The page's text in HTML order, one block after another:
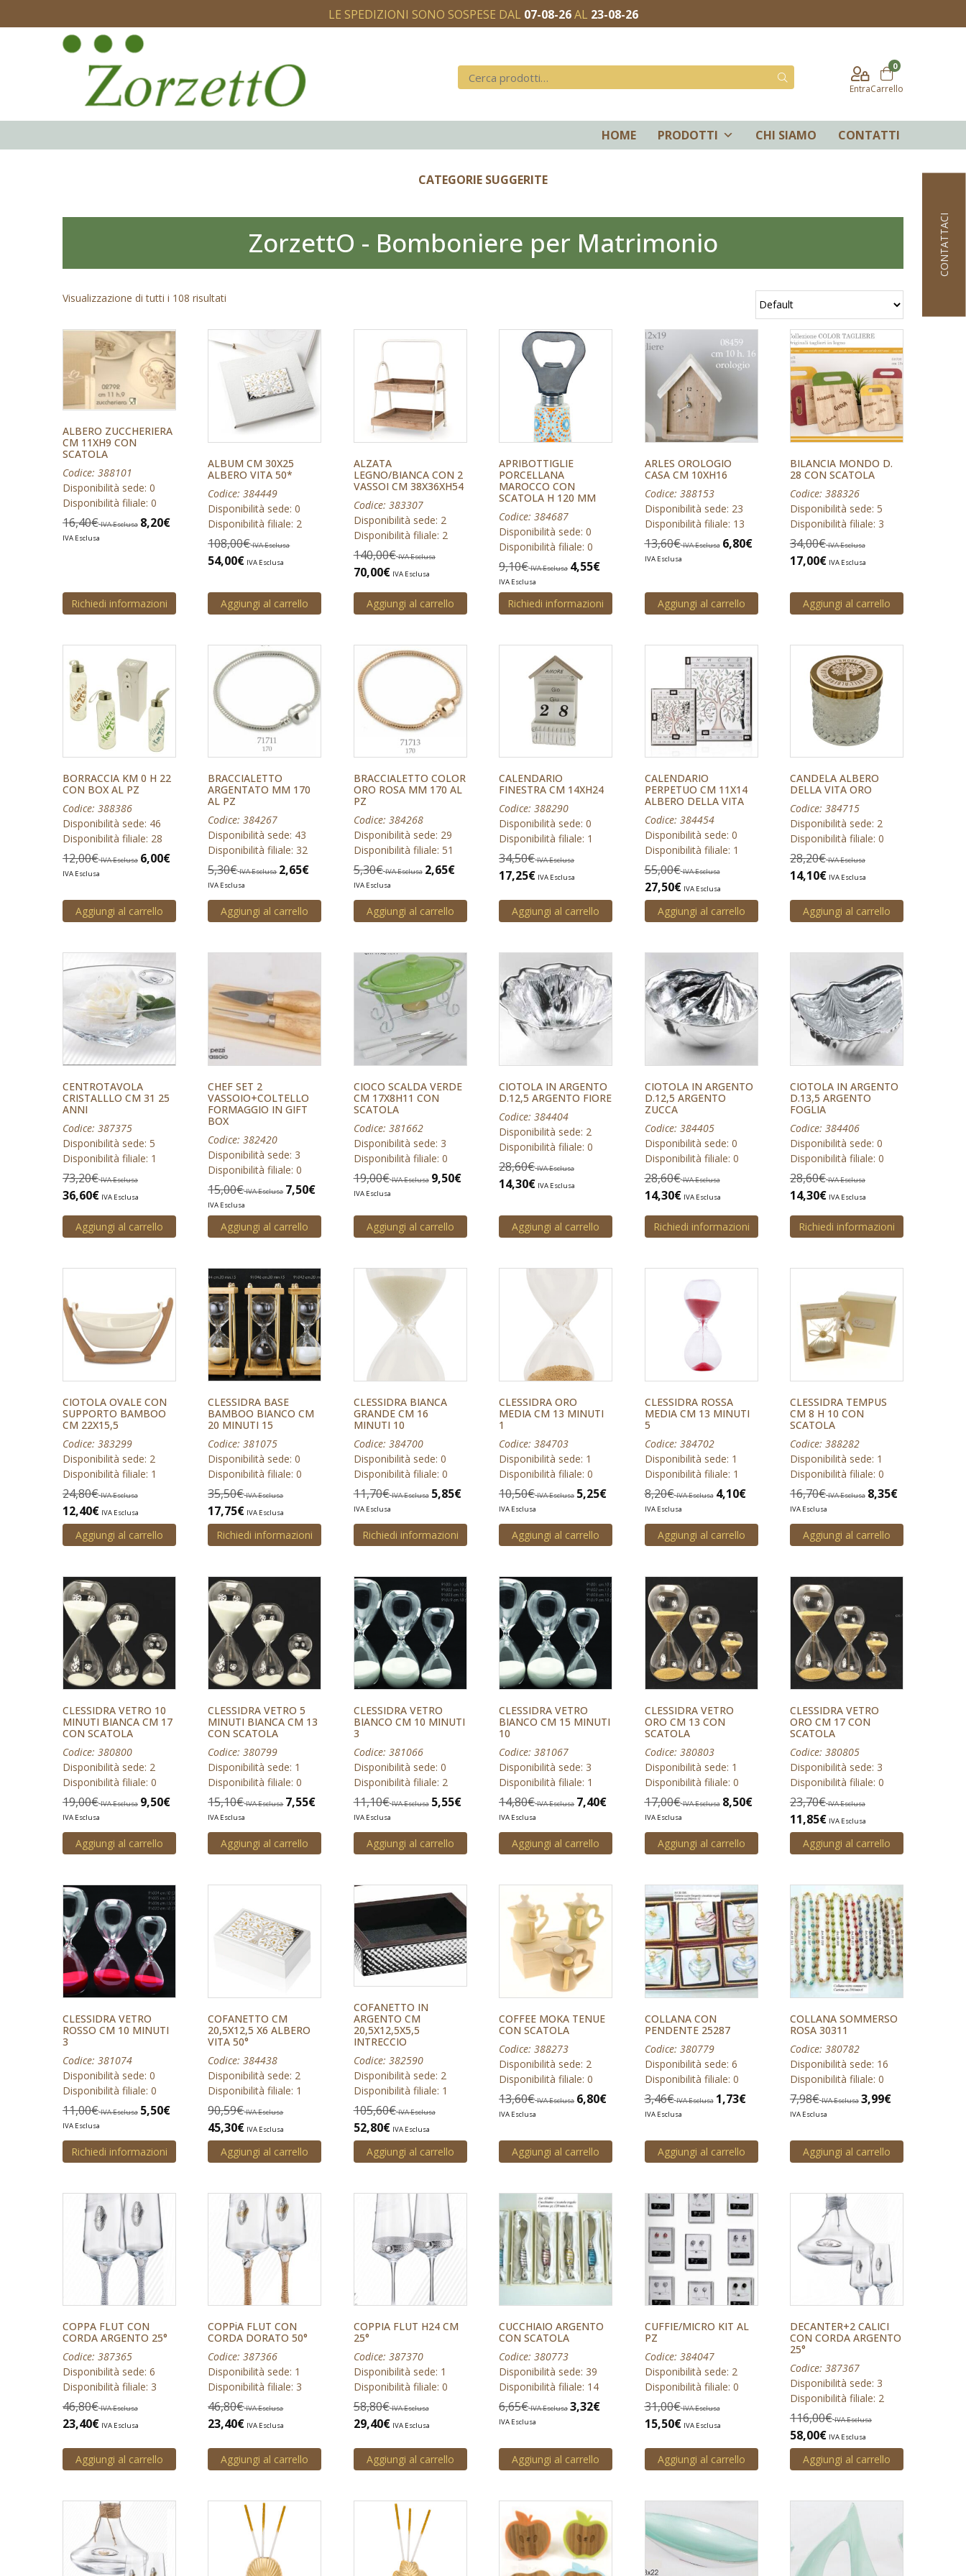
LE SPEDIZIONI SONO SOSPESE DAL 07-08-26AL 23-08-26
Entra
0
Carrello
HOME PRODOTTI CHI SIAMO CONTATTI
CATEGORIE SUGGERITE
ZorzettO - Bomboniere per Matrimonio
Visualizzazione di tutti i 108 risultati
ALBERO ZUCCHERIERA
CM 11XH9 CON
SCATOLA
Codice: 388101
Disponibilità sede: 0
Disponibilità filiale: 0
16,40€ IVA Esclusa 8,20€
IVA Esclusa
Richiedi informazioni
ALBUM CM 30X25
ALBERO VITA 50*
Codice: 384449
Disponibilità sede: 0
Disponibilità filiale: 2
108,00€ IVA Esclusa
54,00€ IVA Esclusa
Aggiungi al carrello
ALZATA
LEGNO/BIANCA CON 2
VASSOI CM 38X36XH54
Codice: 383307
Disponibilità sede: 2
Disponibilità filiale: 2
140,00€ IVA Esclusa
70,00€ IVA Esclusa
Aggiungi al carrello
APRIBOTTIGLIE
PORCELLANA
MAROCCO CON
SCATOLA H 120 MM
Codice: 384687
Disponibilità sede: 0
Disponibilità filiale: 0
9,10€ IVA Esclusa 4,55€
IVA Esclusa
Richiedi informazioni
ARLES OROLOGIO
CASA CM 10XH16
Codice: 388153
Disponibilità sede: 23
Disponibilità filiale: 13
13,60€ IVA Esclusa 6,80€
IVA Esclusa
Aggiungi al carrello
BILANCIA MONDO D.
28 CON SCATOLA
Codice: 388326
Disponibilità sede: 5
Disponibilità filiale: 3
34,00€ IVA Esclusa
17,00€ IVA Esclusa
Aggiungi al carrello
BORRACCIA KM 0 H 22
CON BOX AL PZ
Codice: 388386
Disponibilità sede: 46
Disponibilità filiale: 28
12,00€ IVA Esclusa 6,00€
IVA Esclusa
Aggiungi al carrello
BRACCIALETTO
ARGENTATO MM 170
AL PZ
Codice: 384267
Disponibilità sede: 43
Disponibilità filiale: 32
5,30€ IVA Esclusa 2,65€
IVA Esclusa
Aggiungi al carrello
BRACCIALETTO COLOR
ORO ROSA MM 170 AL
PZ
Codice: 384268
Disponibilità sede: 29
Disponibilità filiale: 51
5,30€ IVA Esclusa 2,65€
IVA Esclusa
Aggiungi al carrello
CALENDARIO
FINESTRA CM 14XH24
Codice: 388290
Disponibilità sede: 0
Disponibilità filiale: 1
34,50€ IVA Esclusa
17,25€ IVA Esclusa
Aggiungi al carrello
CALENDARIO
PERPETUO CM 11X14
ALBERO DELLA VITA
Codice: 384454
Disponibilità sede: 0
Disponibilità filiale: 1
55,00€ IVA Esclusa
27,50€ IVA Esclusa
Aggiungi al carrello
CANDELA ALBERO
DELLA VITA ORO
Codice: 384715
Disponibilità sede: 2
Disponibilità filiale: 0
28,20€ IVA Esclusa
14,10€ IVA Esclusa
Aggiungi al carrello
CENTROTAVOLA
CRISTALLLO CM 31 25
ANNI
Codice: 387375
Disponibilità sede: 5
Disponibilità filiale: 1
73,20€ IVA Esclusa
36,60€ IVA Esclusa
Aggiungi al carrello
CHEF SET 2
VASSOIO+COLTELLO
FORMAGGIO IN GIFT
BOX
Codice: 382420
Disponibilità sede: 3
Disponibilità filiale: 0
15,00€ IVA Esclusa 7,50€
IVA Esclusa
Aggiungi al carrello
CIOCO SCALDA VERDE
CM 17X8H11 CON
SCATOLA
Codice: 381662
Disponibilità sede: 3
Disponibilità filiale: 0
19,00€ IVA Esclusa 9,50€
IVA Esclusa
Aggiungi al carrello
CIOTOLA IN ARGENTO
D.12,5 ARGENTO FIORE
Codice: 384404
Disponibilità sede: 2
Disponibilità filiale: 0
28,60€ IVA Esclusa
14,30€ IVA Esclusa
Aggiungi al carrello
CIOTOLA IN ARGENTO
D.12,5 ARGENTO
ZUCCA
Codice: 384405
Disponibilità sede: 0
Disponibilità filiale: 0
28,60€ IVA Esclusa
14,30€ IVA Esclusa
Richiedi informazioni
CIOTOLA IN ARGENTO
D.13,5 ARGENTO
FOGLIA
Codice: 384406
Disponibilità sede: 0
Disponibilità filiale: 0
28,60€ IVA Esclusa
14,30€ IVA Esclusa
Richiedi informazioni
CIOTOLA OVALE CON
SUPPORTO BAMBOO
CM 22X15,5
Codice: 383299
Disponibilità sede: 2
Disponibilità filiale: 1
24,80€ IVA Esclusa
12,40€ IVA Esclusa
Aggiungi al carrello
CLESSIDRA BASE
BAMBOO BIANCO CM
20 MINUTI 15
Codice: 381075
Disponibilità sede: 0
Disponibilità filiale: 0
35,50€ IVA Esclusa
17,75€ IVA Esclusa
Richiedi informazioni
CLESSIDRA BIANCA
GRANDE CM 16
MINUTI 10
Codice: 384700
Disponibilità sede: 0
Disponibilità filiale: 0
11,70€ IVA Esclusa 5,85€
IVA Esclusa
Richiedi informazioni
CLESSIDRA ORO
MEDIA CM 13 MINUTI
1
Codice: 384703
Disponibilità sede: 1
Disponibilità filiale: 0
10,50€ IVA Esclusa 5,25€
IVA Esclusa
Aggiungi al carrello
CLESSIDRA ROSSA
MEDIA CM 13 MINUTI
5
Codice: 384702
Disponibilità sede: 1
Disponibilità filiale: 1
8,20€ IVA Esclusa 4,10€
IVA Esclusa
Aggiungi al carrello
CLESSIDRA TEMPUS
CM 8 H 10 CON
SCATOLA
Codice: 388282
Disponibilità sede: 1
Disponibilità filiale: 0
16,70€ IVA Esclusa 8,35€
IVA Esclusa
Aggiungi al carrello
CLESSIDRA VETRO 10
MINUTI BIANCA CM 17
CON SCATOLA
Codice: 380800
Disponibilità sede: 2
Disponibilità filiale: 0
19,00€ IVA Esclusa 9,50€
IVA Esclusa
Aggiungi al carrello
CLESSIDRA VETRO 5
MINUTI BIANCA CM 13
CON SCATOLA
Codice: 380799
Disponibilità sede: 1
Disponibilità filiale: 0
15,10€ IVA Esclusa 7,55€
IVA Esclusa
Aggiungi al carrello
CLESSIDRA VETRO
BIANCO CM 10 MINUTI
3
Codice: 381066
Disponibilità sede: 0
Disponibilità filiale: 2
11,10€ IVA Esclusa 5,55€
IVA Esclusa
Aggiungi al carrello
CLESSIDRA VETRO
BIANCO CM 15 MINUTI
10
Codice: 381067
Disponibilità sede: 3
Disponibilità filiale: 1
14,80€ IVA Esclusa 7,40€
IVA Esclusa
Aggiungi al carrello
CLESSIDRA VETRO
ORO CM 13 CON
SCATOLA
Codice: 380803
Disponibilità sede: 1
Disponibilità filiale: 0
17,00€ IVA Esclusa 8,50€
IVA Esclusa
Aggiungi al carrello
CLESSIDRA VETRO
ORO CM 17 CON
SCATOLA
Codice: 380805
Disponibilità sede: 3
Disponibilità filiale: 0
23,70€ IVA Esclusa
11,85€ IVA Esclusa
Aggiungi al carrello
CLESSIDRA VETRO
ROSSO CM 10 MINUTI
3
Codice: 381074
Disponibilità sede: 0
Disponibilità filiale: 0
11,00€ IVA Esclusa 5,50€
IVA Esclusa
Richiedi informazioni
COFANETTO CM
20,5X12,5 X6 ALBERO
VITA 50°
Codice: 384438
Disponibilità sede: 2
Disponibilità filiale: 1
90,59€ IVA Esclusa
45,30€ IVA Esclusa
Aggiungi al carrello
COFANETTO IN
ARGENTO CM
20,5X12,5X5,5
INTRECCIO
Codice: 382590
Disponibilità sede: 2
Disponibilità filiale: 1
105,60€ IVA Esclusa
52,80€ IVA Esclusa
Aggiungi al carrello
COFFEE MOKA TENUE
CON SCATOLA
Codice: 388273
Disponibilità sede: 2
Disponibilità filiale: 0
13,60€ IVA Esclusa 6,80€
IVA Esclusa
Aggiungi al carrello
COLLANA CON
PENDENTE 25287
Codice: 380779
Disponibilità sede: 6
Disponibilità filiale: 0
3,46€ IVA Esclusa 1,73€
IVA Esclusa
Aggiungi al carrello
COLLANA SOMMERSO
ROSA 30311
Codice: 380782
Disponibilità sede: 16
Disponibilità filiale: 0
7,98€ IVA Esclusa 3,99€
IVA Esclusa
Aggiungi al carrello
COPPA FLUT CON
CORDA ARGENTO 25°
Codice: 387365
Disponibilità sede: 6
Disponibilità filiale: 3
46,80€ IVA Esclusa
23,40€ IVA Esclusa
Aggiungi al carrello
COPPiA FLUT CON
CORDA DORATO 50°
Codice: 387366
Disponibilità sede: 1
Disponibilità filiale: 3
46,80€ IVA Esclusa
23,40€ IVA Esclusa
Aggiungi al carrello
COPPIA FLUT H24 CM
25°
Codice: 387370
Disponibilità sede: 1
Disponibilità filiale: 0
58,80€ IVA Esclusa
29,40€ IVA Esclusa
Aggiungi al carrello
CUCCHIAIO ARGENTO
CON SCATOLA
Codice: 380773
Disponibilità sede: 39
Disponibilità filiale: 14
6,65€ IVA Esclusa 3,32€
IVA Esclusa
Aggiungi al carrello
CUFFIE/MICRO KIT AL
PZ
Codice: 384047
Disponibilità sede: 2
Disponibilità filiale: 0
31,00€ IVA Esclusa
15,50€ IVA Esclusa
Aggiungi al carrello
DECANTER+2 CALICI
CON CORDA ARGENTO
25°
Codice: 387367
Disponibilità sede: 3
Disponibilità filiale: 2
116,00€ IVA Esclusa
58,00€ IVA Esclusa
Aggiungi al carrello
CONTATTACI